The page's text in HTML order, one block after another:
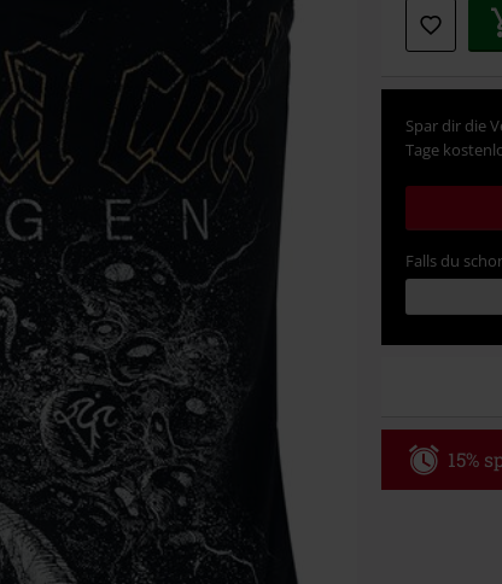
Spar dir die
Tage
Falls du
15%